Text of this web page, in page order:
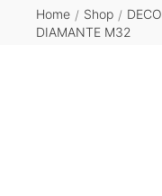
Home / Shop /
DIAMANTE M32